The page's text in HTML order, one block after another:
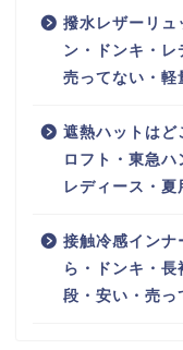
撥水レザーリ
ン・ドンキ・レ
売ってない・軽
遮熱ハットはど
ロフト・東急ハ
レディース・夏
接触冷感インナ
ら・ドンキ・
段・安い・売っ